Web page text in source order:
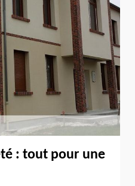
: tout pour une